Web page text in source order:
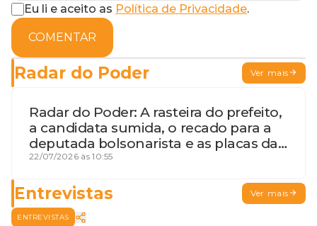
Eu li e aceito as Política de Privacidade.
COMENTAR
Radar do Poder Ver mais
Radar do Poder: A rasteira do prefeito,
a candidata sumida, o recado para a
deputada bolsonarista e as placas da
discórdia
22/07/2026 às 10:55
Entrevistas Ver mais
ENTREVISTAS